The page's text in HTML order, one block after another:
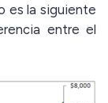
es la siguiente
entre el